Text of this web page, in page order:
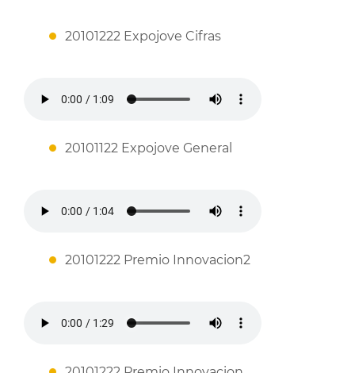
20101222 Expojove Cifras
20101122 Expojove General
20101222 Premio Innovacion2